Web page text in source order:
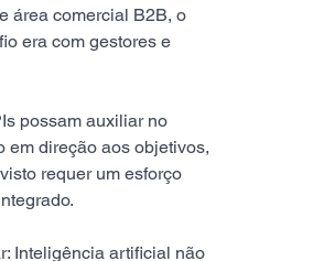
área comercial B2B, o
era com gestores e
possam auxiliar no
em direção aos objetivos,
requer um esforço
Inteligência artificial não